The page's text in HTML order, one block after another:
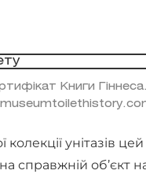
Книги Гіннеса.
колекції унітазів
справжній об’єкт